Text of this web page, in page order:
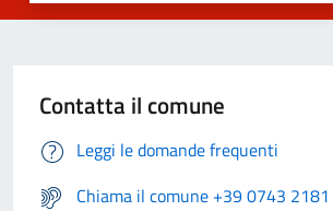
Contatta il comune
Leggi le domande frequenti
Chiama il comune +39 0743 2181